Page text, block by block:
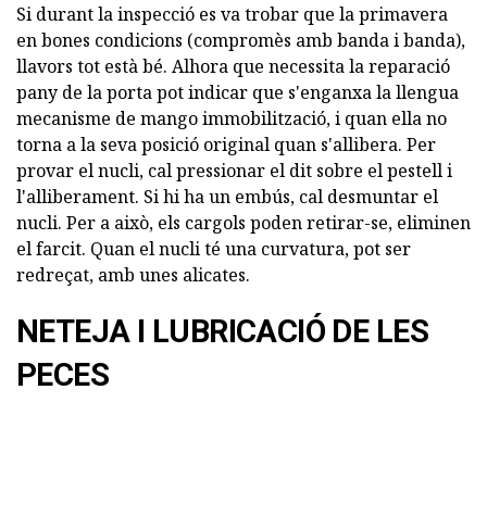
Si durant la inspecció es va trobar que la primavera
en bones condicions (compromès amb banda i banda),
llavors tot està bé. Alhora que necessita la reparació
pany de la porta pot indicar que s'enganxa la llengua
mecanisme de mango immobilització, i quan ella no
torna a la seva posició original quan s'allibera. Per
provar el nucli, cal pressionar el dit sobre el pestell i
l'alliberament. Si hi ha un embús, cal desmuntar el
nucli. Per a això, els cargols poden retirar-se, eliminen
el farcit. Quan el nucli té una curvatura, pot ser
redreçat, amb unes alicates.
NETEJA I LUBRICACIÓ DE LES
PECES